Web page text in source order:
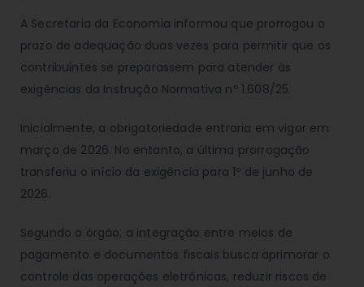
A Secretaria da Economia informou que prorrogou o
prazo de adequação duas vezes para permitir que os
contribuintes se preparassem para atender às
exigências da Instrução Normativa nº 1.608/25.
Inicialmente, a obrigatoriedade entraria em vigor em
março de 2026. No entanto, a última prorrogação
transferiu o início da exigência para 1º de junho de
2026.
Segundo o órgão, a integração entre meios de
pagamento e documentos fiscais busca aprimorar o
controle das operações eletrônicas, reduzir riscos de